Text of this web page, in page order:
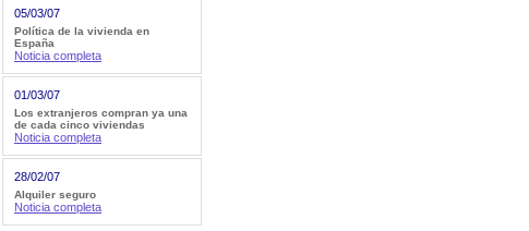
05/03/07
Política de la vivienda en
España
Noticia completa
01/03/07
Los extranjeros compran ya una
de cada cinco viviendas
Noticia completa
28/02/07
Alquiler seguro
Noticia completa